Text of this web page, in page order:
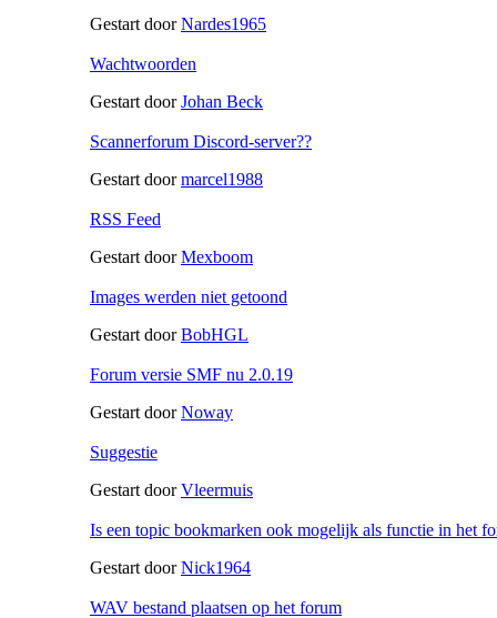
Gestart doorNardes1965
Wachtwoorden
Gestart doorJohan Beck
Scannerforum Discord-server??
Gestart doormarcel1988
RSS Feed
Gestart doorMexboom
Images werden niet getoond
Gestart doorBobHGL
Forum versie SMF nu 2.0.19
Gestart doorNoway
Suggestie
Gestart doorVleermuis
Is een topic bookmarken ook mogelijk als functie in het
Gestart doorNick1964
WAV bestand plaatsen op het forum